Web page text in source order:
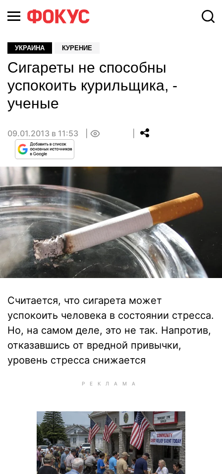
УКРАИНА КУРЕНИЕ
Сигареты не способны
успокоить курильщика, -
ученые
09.01.2013 в 11:53
Считается, что сигарета может
успокоить человека в состоянии стресса.
Но, на самом деле, это не так. Напротив,
отказавшись от вредной привычки,
уровень стресса снижается